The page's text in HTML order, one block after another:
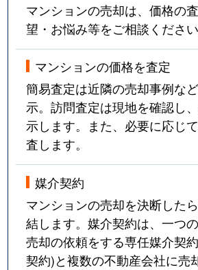
マンションの売却は、価格の
望・お悩み等をご相談ください
マンションの価格を査定
簡易査定は近隣の売却事例な
示。訪問査定は現地を確認し
示します。また、必要に応じ
査します。
媒介契約
マンションの売却を決断した
結します。媒介契約は、一つ
売却の依頼をする専任媒介契
契約)と複数の不動産会社に売